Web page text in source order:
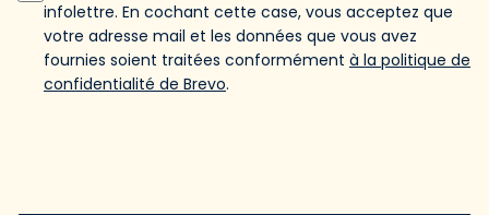
infolettre. En cochant cette case, vous acceptez que
votre adresse mail et les données que vous avez
fournies soient traitées conformément à la politique de
confidentialité de Brevo.